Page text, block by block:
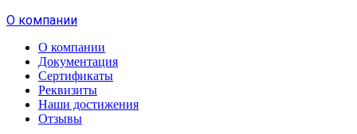
О компании
О компании
Документация
Сертификаты
Реквизиты
Наши достижения
Отзывы